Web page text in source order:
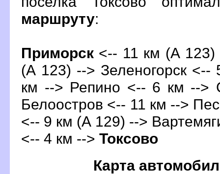
маршруту:
Приморск <-- 11 км (А
(А 123) --> Зеленогорск
км --> Репино <-- 6 км -->
Белоостров <-- 11 км -->
<-- 9 км (А 129) -->
<-- 4 км --> Токсово
Карта